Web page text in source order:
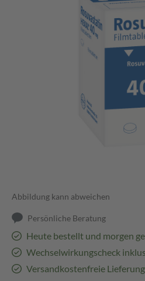
Abbildung kann abweichen
Persönliche Beratung
Heute bestellt und morgen
Wechselwirkungscheck
Versandkostenfreie Lieferung